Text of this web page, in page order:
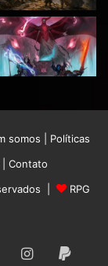
somos
Políticas
Contato
|
RPG
Instagram